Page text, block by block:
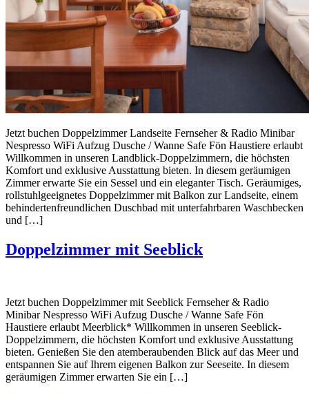
Jetzt buchen Doppelzimmer Landseite Fernseher & Radio Minibar
Nespresso WiFi Aufzug Dusche / Wanne Safe Fön Haustiere erlaubt
Willkommen in unseren Landblick-Doppelzimmern, die höchsten
Komfort und exklusive Ausstattung bieten. In diesem geräumigen
Zimmer erwarte Sie ein Sessel und ein eleganter Tisch. Geräumiges,
rollstuhlgeeignetes Doppelzimmer mit Balkon zur Landseite, einem
behindertenfreundlichen Duschbad mit unterfahrbaren Waschbecken
und […]
Doppelzimmer mit Seeblick
Jetzt buchen Doppelzimmer mit Seeblick Fernseher & Radio
Minibar Nespresso WiFi Aufzug Dusche / Wanne Safe Fön
Haustiere erlaubt Meerblick* Willkommen in unseren Seeblick-
Doppelzimmern, die höchsten Komfort und exklusive Ausstattung
bieten. Genießen Sie den atemberaubenden Blick auf das Meer und
entspannen Sie auf Ihrem eigenen Balkon zur Seeseite. In diesem
geräumigen Zimmer erwarten Sie ein […]